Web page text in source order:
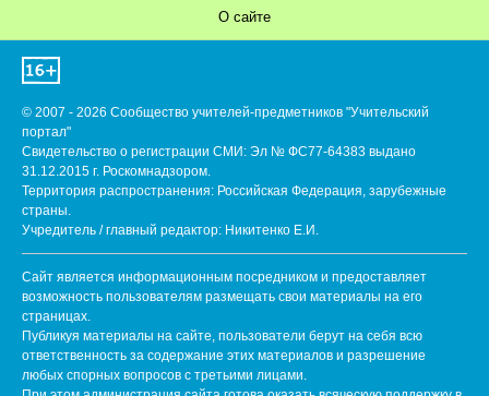
О сайте
© 2007 - 2026 Сообщество учителей-предметников "Учительский
портал"
Свидетельство о регистрации СМИ: Эл № ФС77-64383 выдано
31.12.2015 г. Роскомнадзором.
Территория распространения: Российская Федерация, зарубежные
страны.
Учредитель / главный редактор: Никитенко Е.И.
Сайт является информационным посредником и предоставляет
возможность пользователям размещать свои материалы на его
страницах.
Публикуя материалы на сайте, пользователи берут на себя всю
ответственность за содержание этих материалов и разрешение
любых спорных вопросов с третьими лицами.